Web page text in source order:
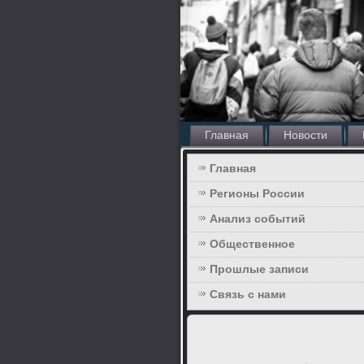
Главная Новости
Главная
Регионы России
Анализ событий
Общественное
Прошлые записи
Связь с нами